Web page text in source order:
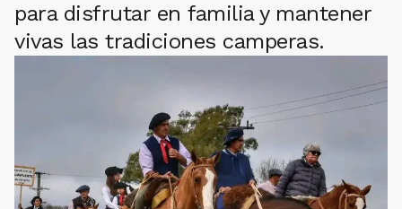
para disfrutar en familia y mantener
vivas las tradiciones camperas.